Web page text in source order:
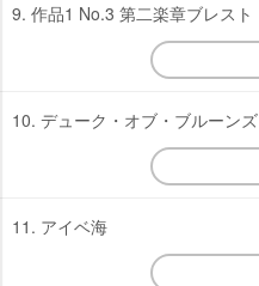
9. 作品1 No.3 第二楽章ブレスト
10. デューク・オブ・ブルーンズ
11. アイベ海